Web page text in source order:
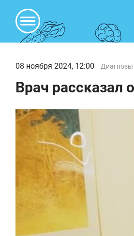
08 ноября 2024, 12:00 Диагнозы
Врач рассказал